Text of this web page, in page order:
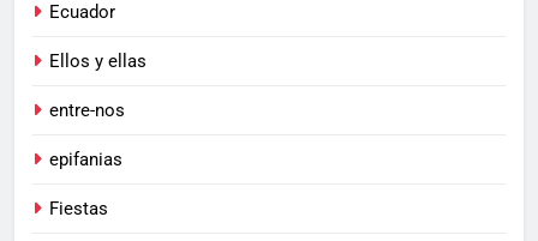
Ecuador
Ellos y ellas
entre-nos
epifanias
Fiestas